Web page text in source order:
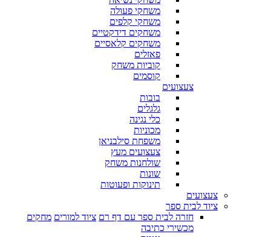
משחקי פעולה
משחקי קלפים
משחקים דידקטיים
משחקים קלאסיים
פאזלים
קוביות משחק
קוסמים
צעצועים
בובות
גלגלים
כלי נגינה
מכוניות
משפחת סילבניאן
צעצועים מעץ
שולחנות משחק
שונות
תינוקות ופעוטות
צעצועים
ציוד לבית ספר
חזרה לבית ספר עם דף רם ציוד למורים מחקים
מכשירי כתיבה